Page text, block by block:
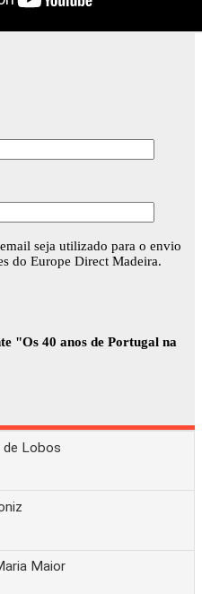
seja utilizado para o envio
do Europe Direct Madeira.
"Os 40 anos de Portugal na